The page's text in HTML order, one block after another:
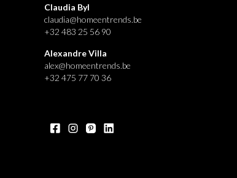
Claudia Byl
claudia@homeentrends.be
+32 483 25 56 90
Alexandre Villa
alex@homeentrends.be
+32 475 77 70 36